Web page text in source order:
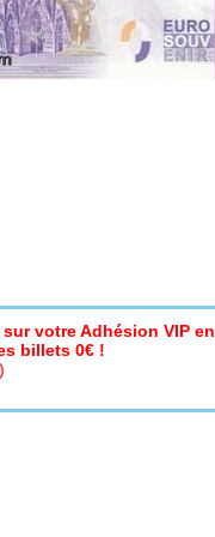
votre Adhésion VIP en
billets 0€ !